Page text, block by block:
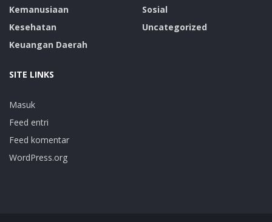
Kemanusiaan
Kesehatan
Keuangan Daerah
Sosial
Uncategorized
SITE LINKS
Masuk
Feed entri
Feed komentar
WordPress.org